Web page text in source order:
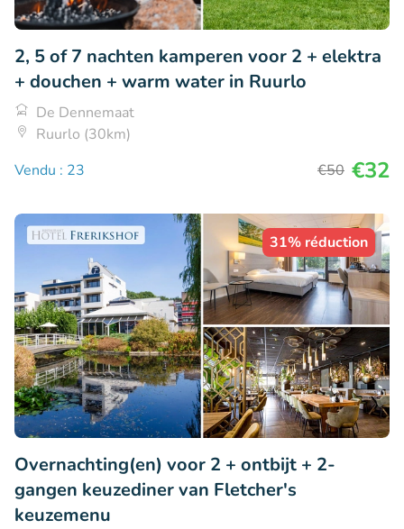
2, 5 of 7 nachten kamperen voor 2 + elektra
+ douchen + warm water in Ruurlo
De Dennemaat
Ruurlo (30km)
Vendu : 23
€50 €32
31% réduction
Overnachting(en) voor 2 + ontbijt + 2-
gangen keuzediner van Fletcher's
keuzemenu